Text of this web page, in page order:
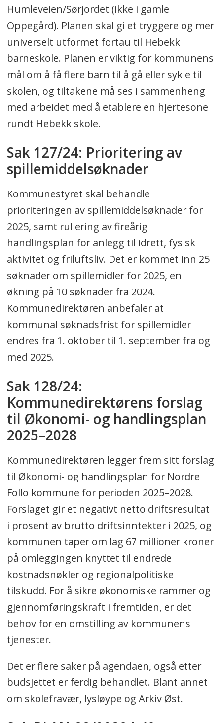
Humleveien/Sørjordet (ikke i gamle
Oppegård). Planen skal gi et tryggere og mer
universelt utformet fortau til Hebekk
barneskole. Planen er viktig for kommunens
mål om å få flere barn til å gå eller sykle til
skolen, og tiltakene må ses i sammenheng
med arbeidet med å etablere en hjertesone
rundt Hebekk skole.
Sak 127/24: Prioritering av
spillemiddelsøknader
Kommunestyret skal behandle
prioriteringen av spillemiddelsøknader for
2025, samt rullering av fireårig
handlingsplan for anlegg til idrett, fysisk
aktivitet og friluftsliv. Det er kommet inn 25
søknader om spillemidler for 2025, en
økning på 10 søknader fra 2024.
Kommunedirektøren anbefaler at
kommunal søknadsfrist for spillemidler
endres fra 1. oktober til 1. september fra og
med 2025.
Sak 128/24:
Kommunedirektørens forslag
til Økonomi- og handlingsplan
2025–2028
Kommunedirektøren legger frem sitt forslag
til Økonomi- og handlingsplan for Nordre
Follo kommune for perioden 2025–2028.
Forslaget gir et negativt netto driftsresultat
i prosent av brutto driftsinntekter i 2025, og
kommunen taper om lag 67 millioner kroner
på omleggingen knyttet til endrede
kostnadsnøkler og regionalpolitiske
tilskudd. For å sikre økonomiske rammer og
gjennomføringskraft i fremtiden, er det
behov for en omstilling av kommunens
tjenester.
Det er flere saker på agendaen, også etter
budsjettet er ferdig behandlet. Blant annet
om skolefravær, lysløype og Arkiv Øst.